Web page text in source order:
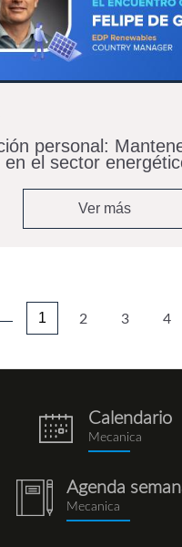
personal:
en el sector
Ver más
1 2 3 4
eventos.png
Calendario
Mecanica
notebook
(1).png
Agenda
Mecanica